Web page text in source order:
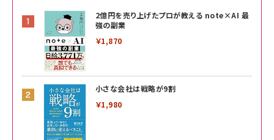
2億円を売り上げたプロが教える note×AI 最
強の副業
￥1,870
小さな会社は戦略が9割
￥1,980